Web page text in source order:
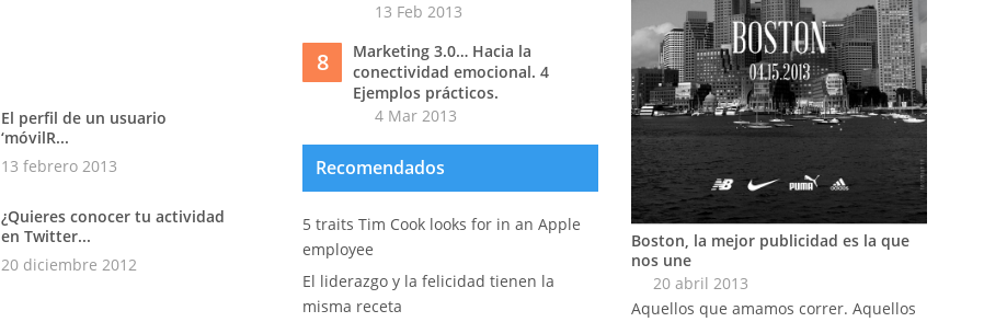
El perfil de un usuario
‘móvilR...
13 febrero 2013
¿Quieres conocer tu actividad
en Twitter...
20 diciembre 2012
13 Feb 2013
8
Marketing 3.0… Hacia la
conectividad emocional. 4
Ejemplos prácticos.
4 Mar 2013
Recomendados
5 traits Tim Cook looks for in an Apple
employee
El liderazgo y la felicidad tienen la
misma receta
Boston, la mejor publicidad es la que
nos une
20 abril 2013
Aquellos que amamos correr. Aquellos